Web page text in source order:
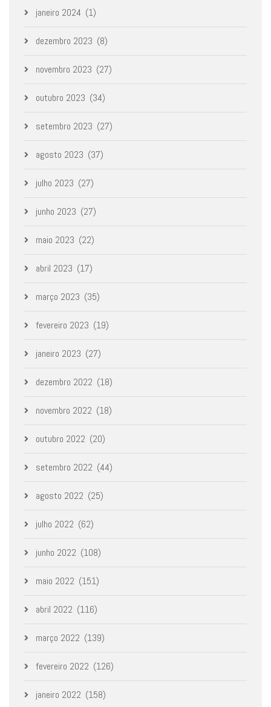
janeiro 2024 (1)
dezembro 2023 (8)
novembro 2023 (27)
outubro 2023 (34)
setembro 2023 (27)
agosto 2023 (37)
julho 2023 (27)
junho 2023 (27)
maio 2023 (22)
abril 2023 (17)
março 2023 (35)
fevereiro 2023 (19)
janeiro 2023 (27)
dezembro 2022 (18)
novembro 2022 (18)
outubro 2022 (20)
setembro 2022 (44)
agosto 2022 (25)
julho 2022 (62)
junho 2022 (108)
maio 2022 (151)
abril 2022 (116)
março 2022 (139)
fevereiro 2022 (126)
janeiro 2022 (158)